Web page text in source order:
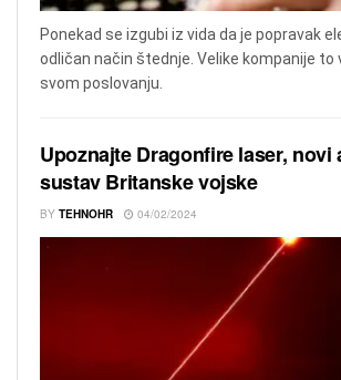
Ponekad se izgubi iz vida da je popravak
odličan način štednje. Velike kompanije to
svom poslovanju.
Upoznajte Dragonfire laser, novi
sustav Britanske vojske
BY TEHNOHR 04/02/2024